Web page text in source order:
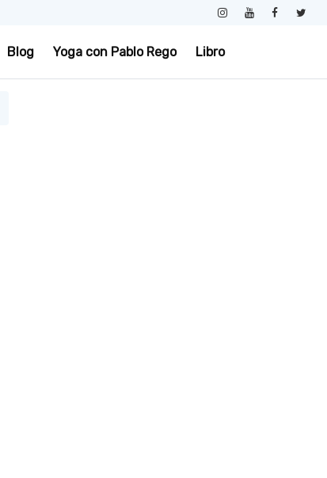
Blog Yoga con Pablo Rego Libro